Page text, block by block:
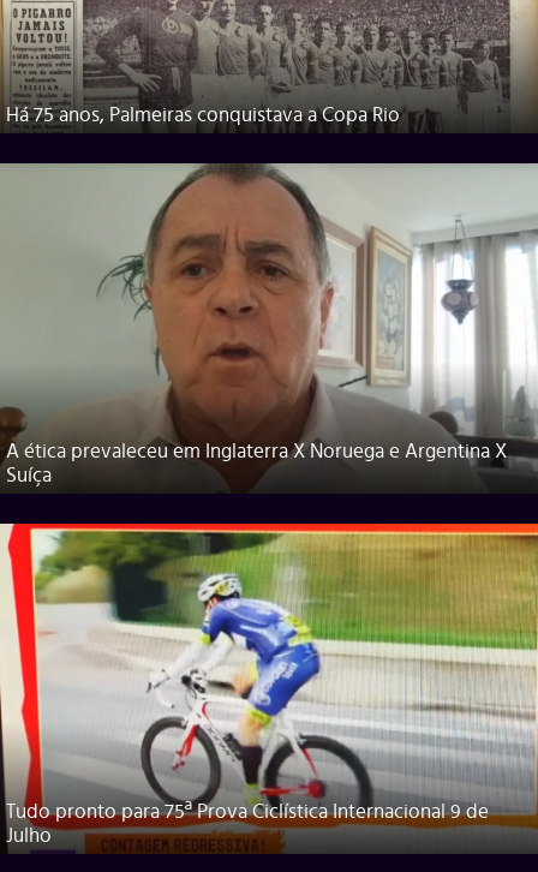
Há 75 anos, Palmeiras conquistava a Copa Rio
A ética prevaleceu em Inglaterra X Noruega e Argentina X
Suíça
Tudo pronto para 75ª Prova Ciclística Internacional 9 de
Julho